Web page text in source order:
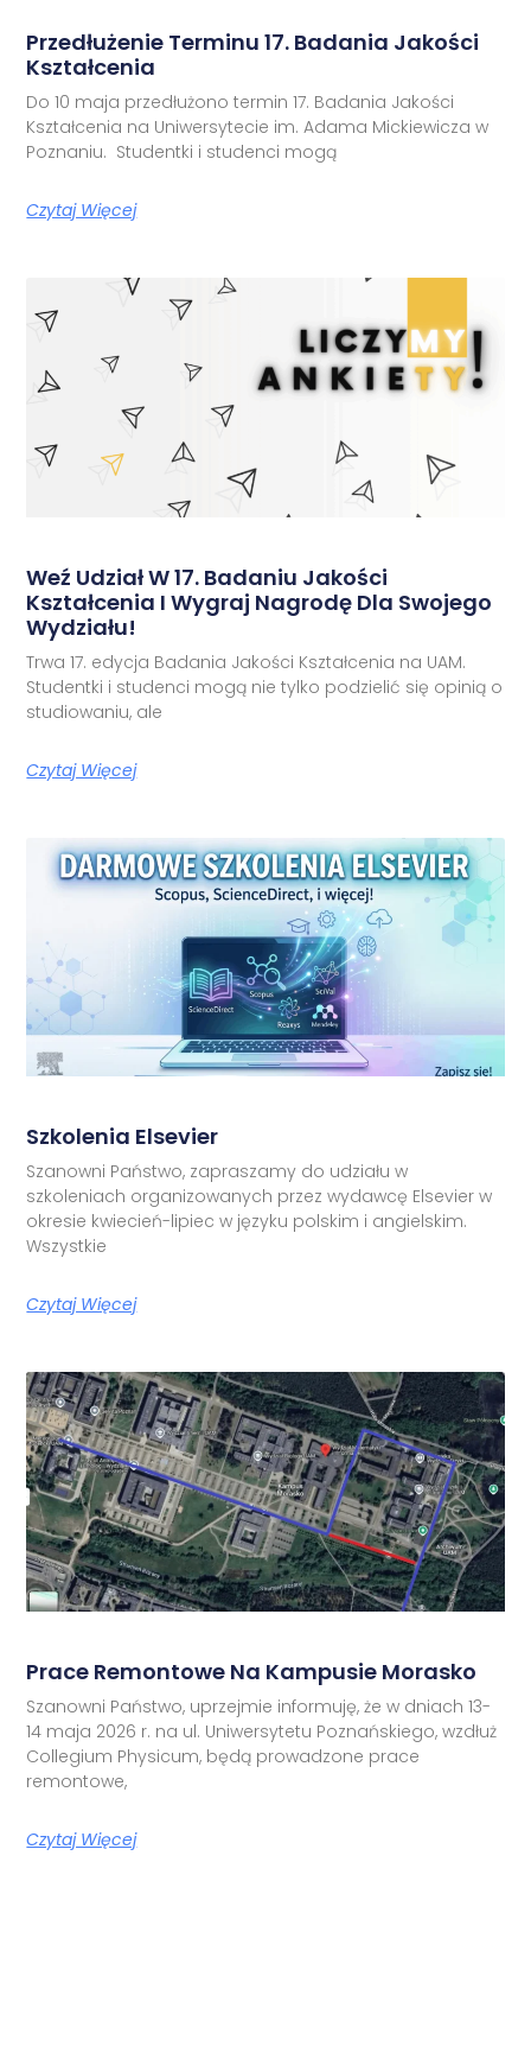
Przedłużenie Terminu 17. Badania Jakości
Kształcenia
Do 10 maja przedłużono termin 17. Badania Jakości
Kształcenia na Uniwersytecie im. Adama Mickiewicza w
Poznaniu. Studentki i studenci mogą
Czytaj Więcej
Weź Udział W 17. Badaniu Jakości
Kształcenia I Wygraj Nagrodę Dla Swojego
Wydziału!
Trwa 17. edycja Badania Jakości Kształcenia na UAM.
Studentki i studenci mogą nie tylko podzielić się opinią o
studiowaniu, ale
Czytaj Więcej
Szkolenia Elsevier
Szanowni Państwo, zapraszamy do udziału w
szkoleniach organizowanych przez wydawcę Elsevier w
okresie kwiecień-lipiec w języku polskim i angielskim.
Wszystkie
Czytaj Więcej
Prace Remontowe Na Kampusie Morasko
Szanowni Państwo, uprzejmie informuję, że w dniach 13-
14 maja 2026 r. na ul. Uniwersytetu Poznańskiego, wzdłuż
Collegium Physicum, będą prowadzone prace
remontowe,
Czytaj Więcej